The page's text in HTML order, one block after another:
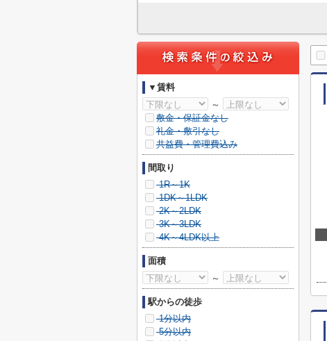
▼賃料
～
敷金・保証金なし
礼金・敷引なし
共益費・管理費込み
間取り
1R～1K
1DK～1LDK
2K～2LDK
3K～3LDK
4K～4LDK以上
面積
～
駅からの徒歩
1分以内
5分以内